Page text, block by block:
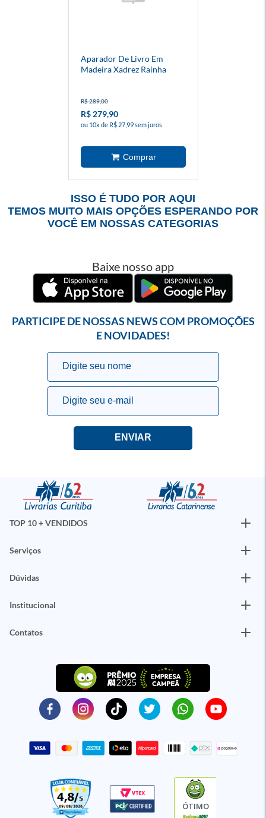
Aparador De Livro Em
Madeira Xadrez Rainha
R$ 289,00
R$ 279,90
ou 10x de R$ 27,99 sem juros
ISSO É TUDO POR AQUI
TEMOS MUITO MAIS OPÇÕES ESPERANDO POR
VOCÊ EM NOSSAS CATEGORIAS
Baixe nosso app
PARTICIPE DE NOSSAS NEWS COM PROMOÇÕES
E NOVIDADES!
TOP 10 + VENDIDOS
Serviços
Dúvidas
Institucional
Contatos
ÓTIMO